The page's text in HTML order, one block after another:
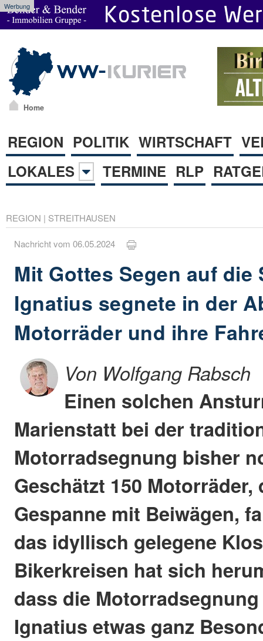
Werbung
Home
REGION POLITIK WIRTSCHAFT
LOKALES
TERMINE RLP
REGION | STREITHAUSEN
Nachricht vom 06.05.2024
Mit Gottes Segen auf die
Ignatius segnete in der
Motorräder und ihre
Von Wolfgang Rabsch
Einen solchen
Marienstatt bei der
Motorradsegnung bisher
Geschätzt 150
Gespanne mit Beiwägen,
das idyllisch gelegene
Bikerkreisen hat sich
dass die
Ignatius etwas ganz